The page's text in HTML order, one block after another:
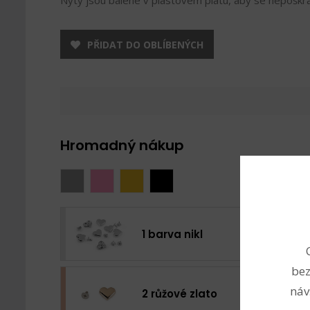
PŘIDAT DO OBLÍBENÝCH
Hromadný nákup
1 barva nikl
2 růžové zlato